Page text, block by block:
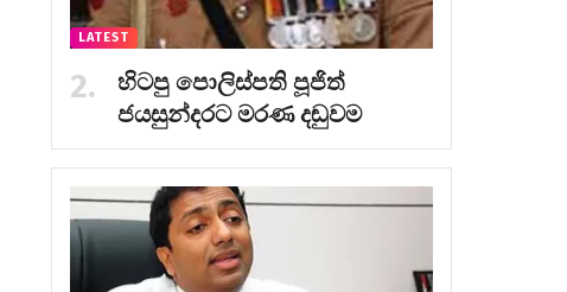
LATEST
හිටපු පොලිස්පති පූජිත්
ජයසුන්දරට මරණ දඬුවම